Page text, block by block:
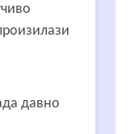
давно